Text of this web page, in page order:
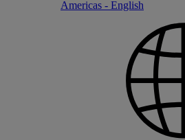
Americas - English